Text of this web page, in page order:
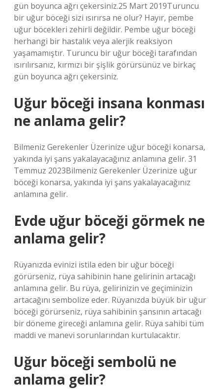
gün boyunca ağrı çekersiniz.25 Mart 2019Turuncu
bir uğur böceği sizi ısırırsa ne olur? Hayır, pembe
uğur böcekleri zehirli değildir. Pembe uğur böceği
herhangi bir hastalık veya alerjik reaksiyon
yaşamamıştır. Turuncu bir uğur böceği tarafından
ısırılırsanız, kırmızı bir şişlik görürsünüz ve birkaç
gün boyunca ağrı çekersiniz.
Uğur böceği insana konması
ne anlama gelir?
Bilmeniz Gerekenler Üzerinize uğur böceği konarsa,
yakında iyi şans yakalayacağınız anlamına gelir. 31
Temmuz 2023Bilmeniz Gerekenler Üzerinize uğur
böceği konarsa, yakında iyi şans yakalayacağınız
anlamına gelir.
Evde uğur böceği görmek ne
anlama gelir?
Rüyanızda evinizi istila eden bir uğur böceği
görürseniz, rüya sahibinin hane gelirinin artacağı
anlamına gelir. Bu rüya, gelirinizin ve geçiminizin
artacağını sembolize eder. Rüyanızda büyük bir uğur
böceği görürseniz, rüya sahibinin şansının artacağı
bir döneme gireceği anlamına gelir. Rüya sahibi tüm
maddi ve manevi sorunlarından kurtulacaktır.
Uğur böceği sembolü ne
anlama gelir?